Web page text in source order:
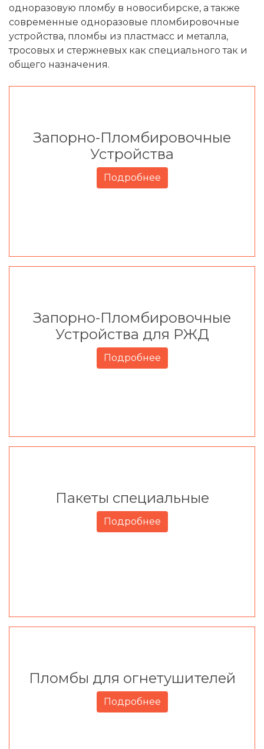
одноразовую пломбу в новосибирске, а также
современные одноразовые пломбировочные
устройства, пломбы из пластмасс и металла,
тросовых и стержневых как специального так и
общего назначения.
Запорно-Пломбировочные
Устройства
Подробнее
Запорно-Пломбировочные
Устройства для РЖД
Подробнее
Пакеты специальные
Подробнее
Пломбы для огнетушителей
Подробнее